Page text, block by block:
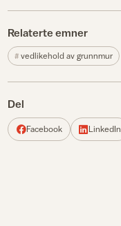
Relaterte emner
vedlikehold av grunnmur
Del
Facebook LinkedIn